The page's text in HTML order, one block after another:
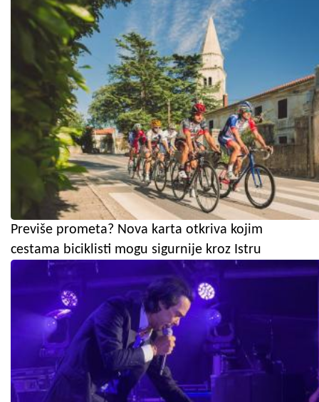
Previše prometa? Nova karta otkriva kojim
cestama biciklisti mogu sigurnije kroz Istru